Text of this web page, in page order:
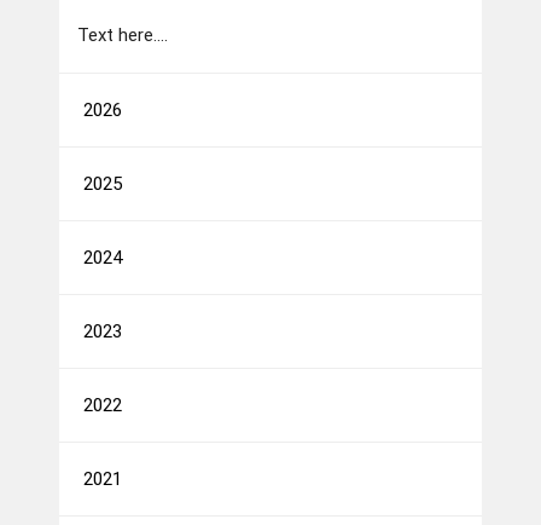
Text here....
2026
2025
2024
2023
2022
2021